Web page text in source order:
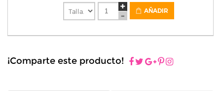
AÑADIR
¡Comparte este producto!